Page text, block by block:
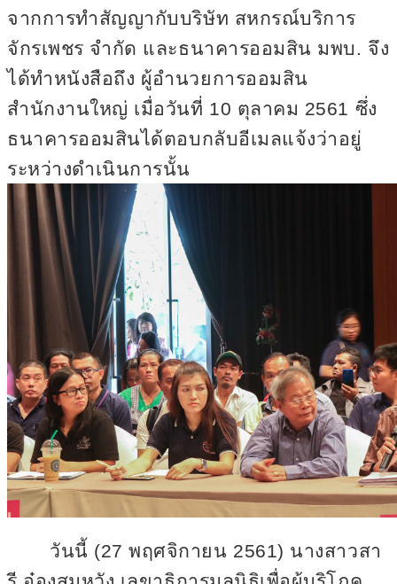
จากการทำสัญญากับบริษัท สหกรณ์บริการ
จักรเพชร จำกัด และธนาคารออมสิน มพบ. จึง
ได้ทำหนังสือถึง ผู้อำนวยการออมสิน
สำนักงานใหญ่ เมื่อวันที่ 10 ตุลาคม 2561 ซึ่ง
ธนาคารออมสินได้ตอบกลับอีเมลแจ้งว่าอยู่
ระหว่างดำเนินการนั้น
วันนี้ (27พฤศจิกายน 2561) นางสาวสา